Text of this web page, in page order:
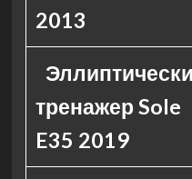
2013
тренажер Sole
E35 2019